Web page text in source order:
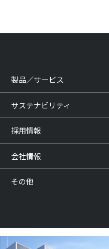
製品／サービス
サステナビリティ
採用情報
会社情報
その他